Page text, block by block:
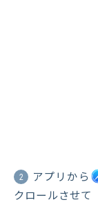
2 アプリから
クロールさせて